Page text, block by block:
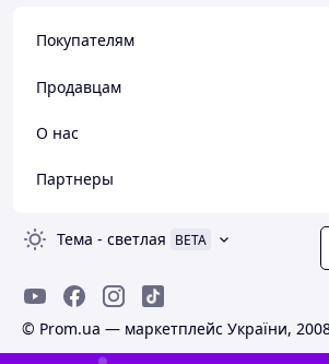
Покупателям
Продавцам
О нас
Партнеры
Тема - светлая BETA
© Prom.ua — маркетплейс України,